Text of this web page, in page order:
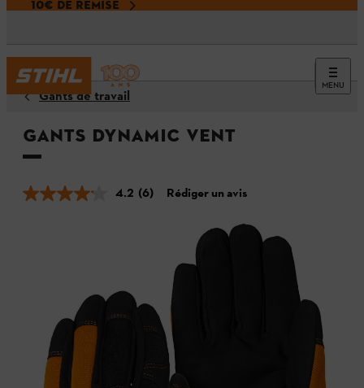
10€ DE REMISE
MENU
Gants de travail
Gants DYNAMIC Vent
4.2 (6) Rédiger un avis